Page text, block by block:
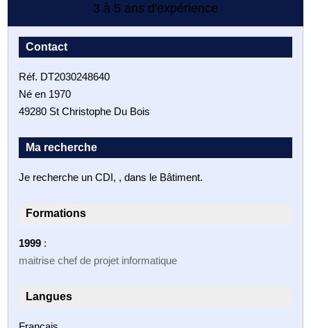
3 à 5 ans d'expérience
Contact
Réf. DT2030248640
Né en 1970
49280 St Christophe Du Bois
Ma recherche
Je recherche un CDI, , dans le Bâtiment.
Formations
1999 :
maitrise chef de projet informatique
Langues